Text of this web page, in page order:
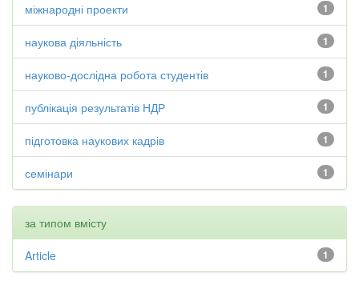
1
міжнародні проекти
1
наукова діяльність
1
науково-дослідна робота студентів
1
публікація результатів НДР
1
підготовка наукових кадрів
1
семінари
за типом вмісту
1
Article